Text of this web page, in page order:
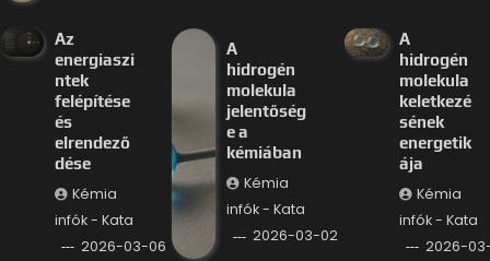
Az
energiaszi
ntek
felépítése
és
elrendező
dése
Kémia
infók - Kata
2026-03-06
A
hidrogén
molekula
jelentőség
e a
kémiában
Kémia
infók - Kata
2026-03-02
A
hidrogén
molekula
keletkezé
sének
energetik
ája
Kémia
infók - Kata
2026-